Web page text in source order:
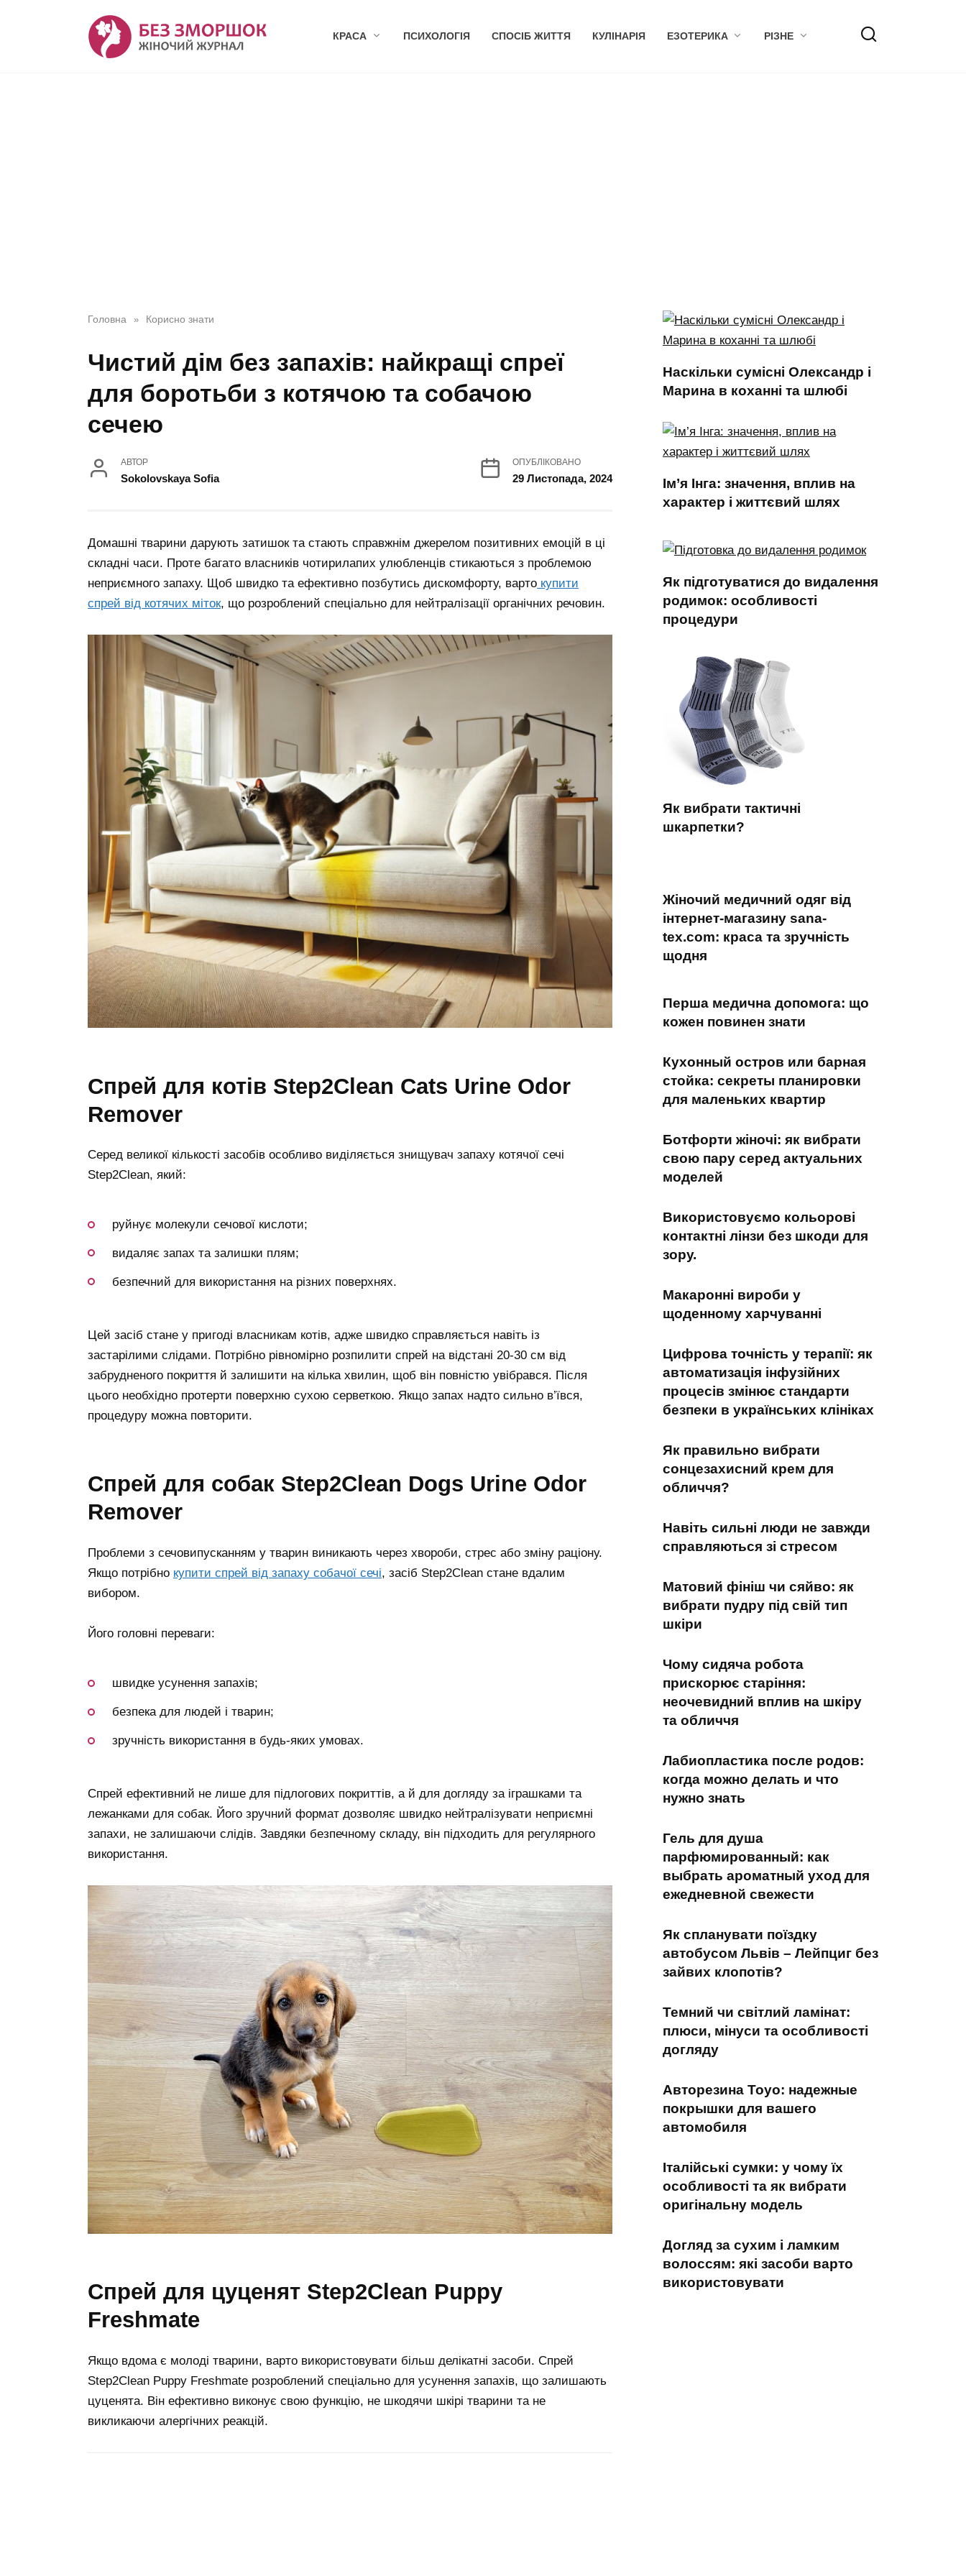
КРАСА ПСИХОЛОГІЯ СПОСІБ ЖИТТЯ КУЛІНАРІЯ ЕЗОТЕРИКА РІЗНЕ
Головна » Корисно знати
Чистий дім без запахів: найкращі спреї
для боротьби з котячою та собачою
сечею
АВТОР
Sokolovskaya Sofia
ОПУБЛІКОВАНО
29 Листопада, 2024
Домашні тварини дарують затишок та стають справжнім джерелом позитивних емоцій в ці
складні часи. Проте багато власників чотирилапих улюбленців стикаються з проблемою
неприємного запаху. Щоб швидко та ефективно позбутись дискомфорту, варто купити
спрей від котячих міток, що розроблений спеціально для нейтралізації органічних речовин.
Спрей для котів Step2Clean Cats Urine Odor
Remover
Серед великої кількості засобів особливо виділяється знищувач запаху котячої сечі
Step2Clean, який:
руйнує молекули сечової кислоти;
видаляє запах та залишки плям;
безпечний для використання на різних поверхнях.
Цей засіб стане у пригоді власникам котів, адже швидко справляється навіть із
застарілими слідами. Потрібно рівномірно розпилити спрей на відстані 20-30 см від
забрудненого покриття й залишити на кілька хвилин, щоб він повністю увібрався. Після
цього необхідно протерти поверхню сухою серветкою. Якщо запах надто сильно в’ївся,
процедуру можна повторити.
Спрей для собак Step2Clean Dogs Urine Odor
Remover
Проблеми з сечовипусканням у тварин виникають через хвороби, стрес або зміну раціону.
Якщо потрібно купити спрей від запаху собачої сечі, засіб Step2Clean стане вдалим
вибором.
Його головні переваги:
швидке усунення запахів;
безпека для людей і тварин;
зручність використання в будь-яких умовах.
Спрей ефективний не лише для підлогових покриттів, а й для догляду за іграшками та
лежанками для собак. Його зручний формат дозволяє швидко нейтралізувати неприємні
запахи, не залишаючи слідів. Завдяки безпечному складу, він підходить для регулярного
використання.
Спрей для цуценят Step2Clean Puppy
Freshmate
Якщо вдома є молоді тварини, варто використовувати більш делікатні засоби. Спрей
Step2Clean Puppy Freshmate розроблений спеціально для усунення запахів, що залишають
цуценята. Він ефективно виконує свою функцію, не шкодячи шкірі тварини та не
викликаючи алергічних реакцій.
Наскільки сумісні Олександр і
Марина в коханні та шлюбі
Ім’я Інга: значення, вплив на
характер і життєвий шлях
Як підготуватися до видалення
родимок: особливості
процедури
Як вибрати тактичні
шкарпетки?
Жіночий медичний одяг від
інтернет-магазину sana-
tex.com: краса та зручність
щодня
Перша медична допомога: що
кожен повинен знати
Кухонный остров или барная
стойка: секреты планировки
для маленьких квартир
Ботфорти жіночі: як вибрати
свою пару серед актуальних
моделей
Використовуємо кольорові
контактні лінзи без шкоди для
зору.
Макаронні вироби у
щоденному харчуванні
Цифрова точність у терапії: як
автоматизація інфузійних
процесів змінює стандарти
безпеки в українських клініках
Як правильно вибрати
сонцезахисний крем для
обличчя?
Навіть сильні люди не завжди
справляються зі стресом
Матовий фініш чи сяйво: як
вибрати пудру під свій тип
шкіри
Чому сидяча робота
прискорює старіння:
неочевидний вплив на шкіру
та обличчя
Лабиопластика после родов:
когда можно делать и что
нужно знать
Гель для душа
парфюмированный: как
выбрать ароматный уход для
ежедневной свежести
Як спланувати поїздку
автобусом Львів – Лейпциг без
зайвих клопотів?
Темний чи світлий ламінат:
плюси, мінуси та особливості
догляду
Авторезина Toyo: надежные
покрышки для вашего
автомобиля
Італійські сумки: у чому їх
особливості та як вибрати
оригінальну модель
Догляд за сухим і ламким
волоссям: які засоби варто
використовувати